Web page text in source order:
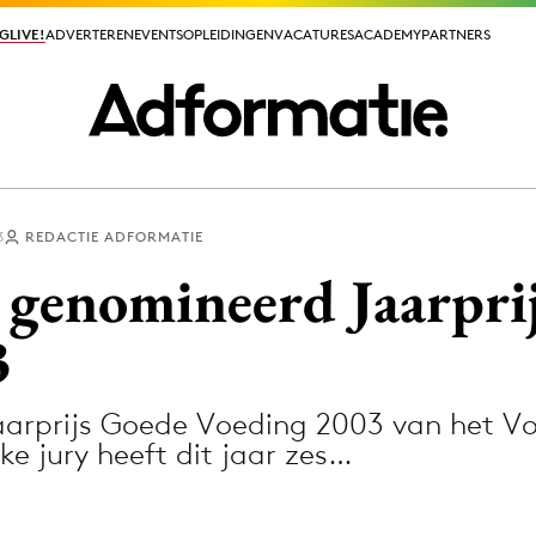
ADVERTERENEVENTSOPLEIDINGENVACATURESACADEMYPARTNERS
ADVERTERENEVENTSOPLEIDINGENVACATURESACADEMYPARTNERS
Media
Merkstrategie
REDACTIE ADFORMATIE
Goede Voeding 2003 van het
jury heeft dit jaar zes…